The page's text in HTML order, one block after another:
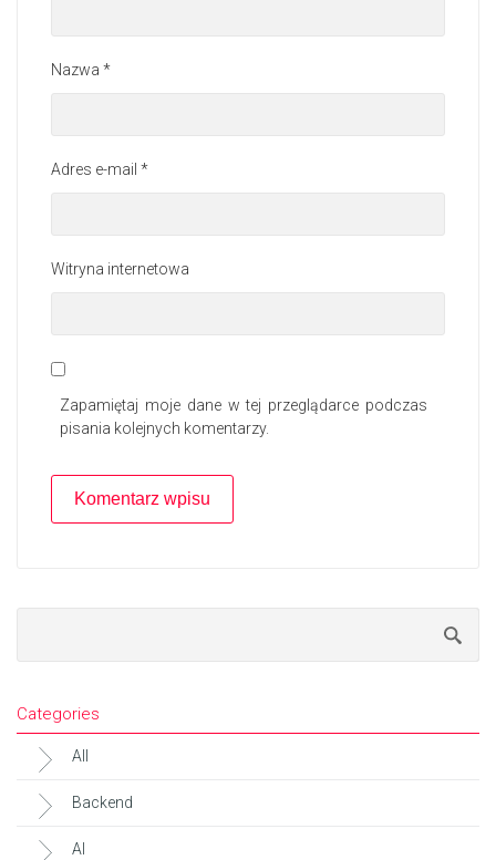
Nazwa *
Adres e-mail *
Witryna internetowa
Zapamiętaj moje dane w tej przeglądarce podczas
pisania kolejnych komentarzy.
Categories
All
Backend
AI